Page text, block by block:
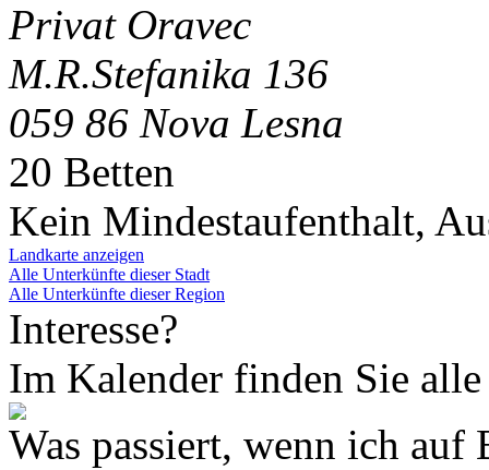
Privat Oravec
M.R.Stefanika 136
059 86 Nova Lesna
20 Betten
Kein Mindestaufenthalt,
Landkarte anzeigen
Alle Unterkünfte dieser Stadt
Alle Unterkünfte dieser Region
Interesse?
Im Kalender finden Sie
Was passiert, wenn ich